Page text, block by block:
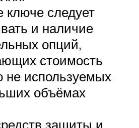
ключе следует
и наличие
опций,
стоимость
не используемых
объёмах
защиты и